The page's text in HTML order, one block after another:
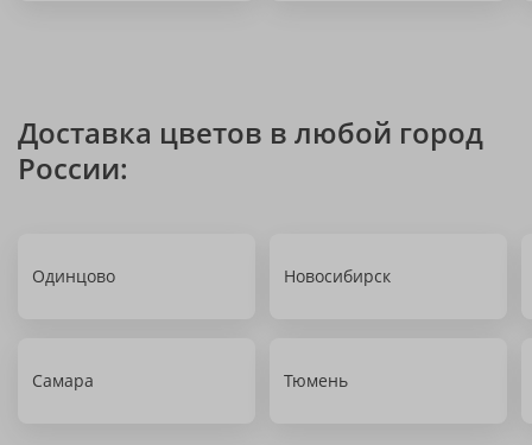
Доставка цветов в любой город
России:
Одинцово Новосибирск
Самара Тюмень